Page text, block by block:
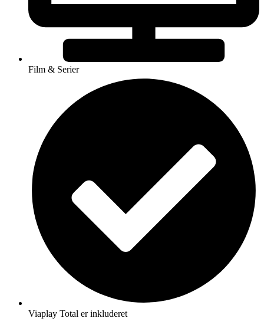
Film & Serier
Viaplay Total er inkluderet